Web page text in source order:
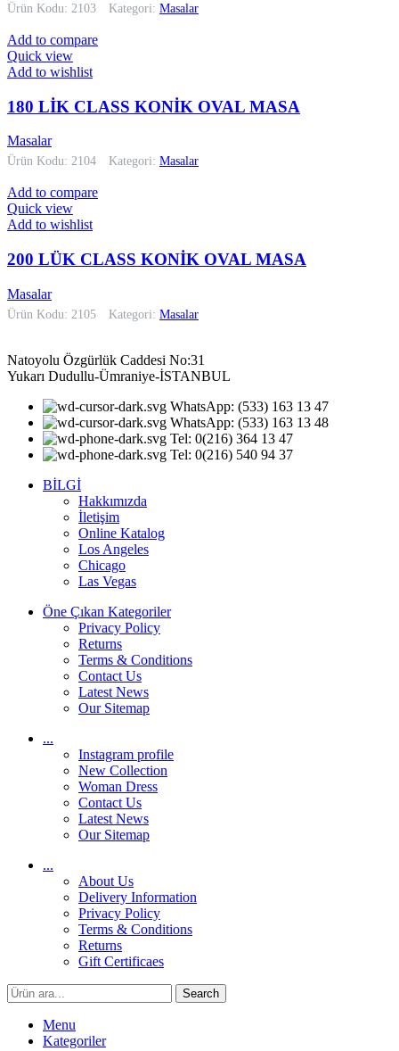
Ürün Kodu: 2103 Kategori: Masalar
Add to compare
Quick view
Add to wishlist
180 LİK CLASS KONİK OVAL MASA
Masalar
Ürün Kodu: 2104 Kategori: Masalar
Add to compare
Quick view
Add to wishlist
200 LÜK CLASS KONİK OVAL MASA
Masalar
Ürün Kodu: 2105 Kategori: Masalar
Natoyolu Özgürlük Caddesi No:31
Yukarı Dudullu-Ümraniye-İSTANBUL
WhatsApp: (533) 163 13 47
WhatsApp: (533) 163 13 48
Tel: 0(216) 364 13 47
Tel: 0(216) 540 94 37
BİLGİ
Hakkımızda
İletişim
Online Katalog
Los Angeles
Chicago
Las Vegas
Öne Çıkan Kategoriler
Privacy Policy
Returns
Terms & Conditions
Contact Us
Latest News
Our Sitemap
...
Instagram profile
New Collection
Woman Dress
Contact Us
Latest News
Our Sitemap
...
About Us
Delivery Information
Privacy Policy
Terms & Conditions
Returns
Gift Certificaes
Search
Menu
Kategoriler